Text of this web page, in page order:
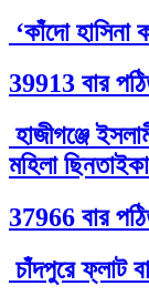
‘কাঁদো
39913 বার
হাজীগঞ্জে
মহিলা
37966 বার
চাঁদপুরে ফ্লাট